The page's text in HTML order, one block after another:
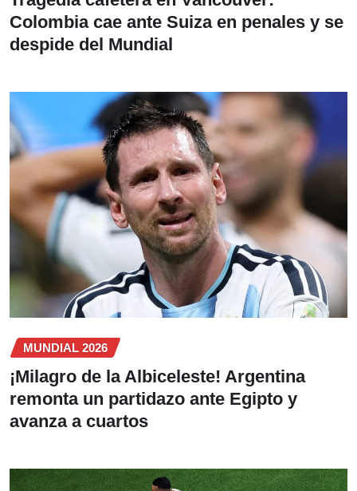
Colombia cae ante Suiza en penales y se
despide del Mundial
MUNDIAL 2026
¡Milagro de la Albiceleste! Argentina
remonta un partidazo ante Egipto y
avanza a cuartos